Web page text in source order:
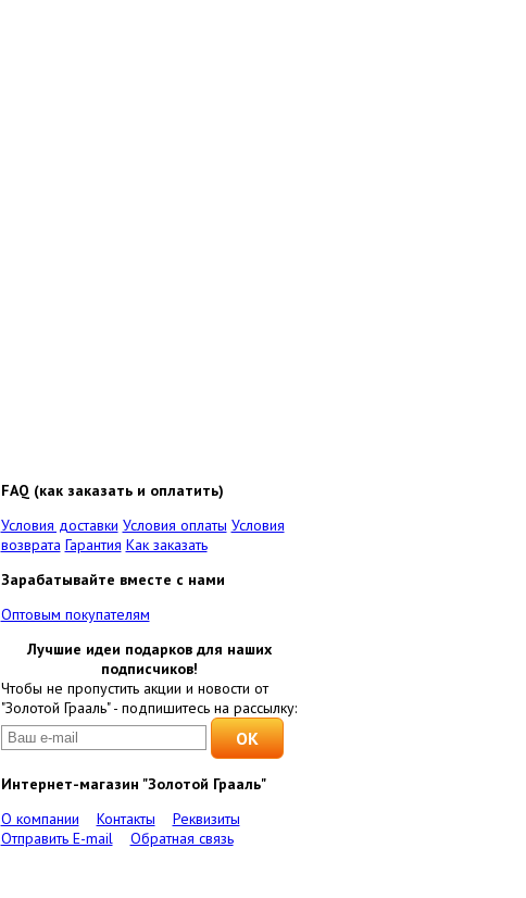
FAQ (как заказать и оплатить)
Условия доставки Условия оплаты Условия
возврата Гарантия Как заказать
Зарабатывайте вместе с нами
Оптовым покупателям
Лучшие идеи подарков для наших
подписчиков!
Чтобы не пропустить акции и новости от
"Золотой Грааль" - подпишитесь на рассылку:
Интернет-магазин "Золотой Грааль"
О компании
Контакты
Реквизиты
Отправить E-mail
Обратная связь